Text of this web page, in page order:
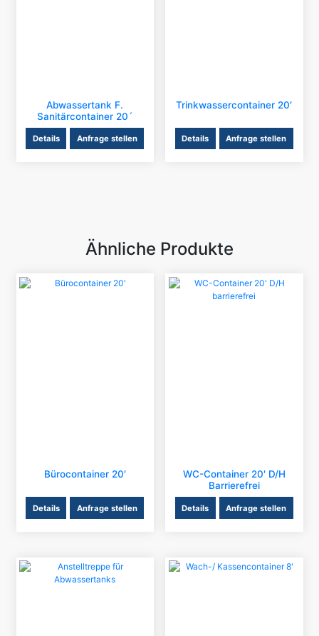
Abwassertank F.
Sanitärcontainer 20´
Details Anfrage stellen
Trinkwassercontainer 20′
Details Anfrage stellen
Ähnliche Produkte
Bürocontainer 20′
Details Anfrage stellen
WC-Container 20′ D/H
Barrierefrei
Details Anfrage stellen